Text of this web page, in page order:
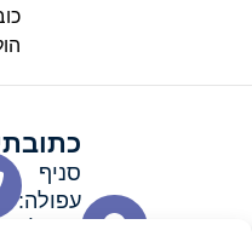
סניף
עפולה: